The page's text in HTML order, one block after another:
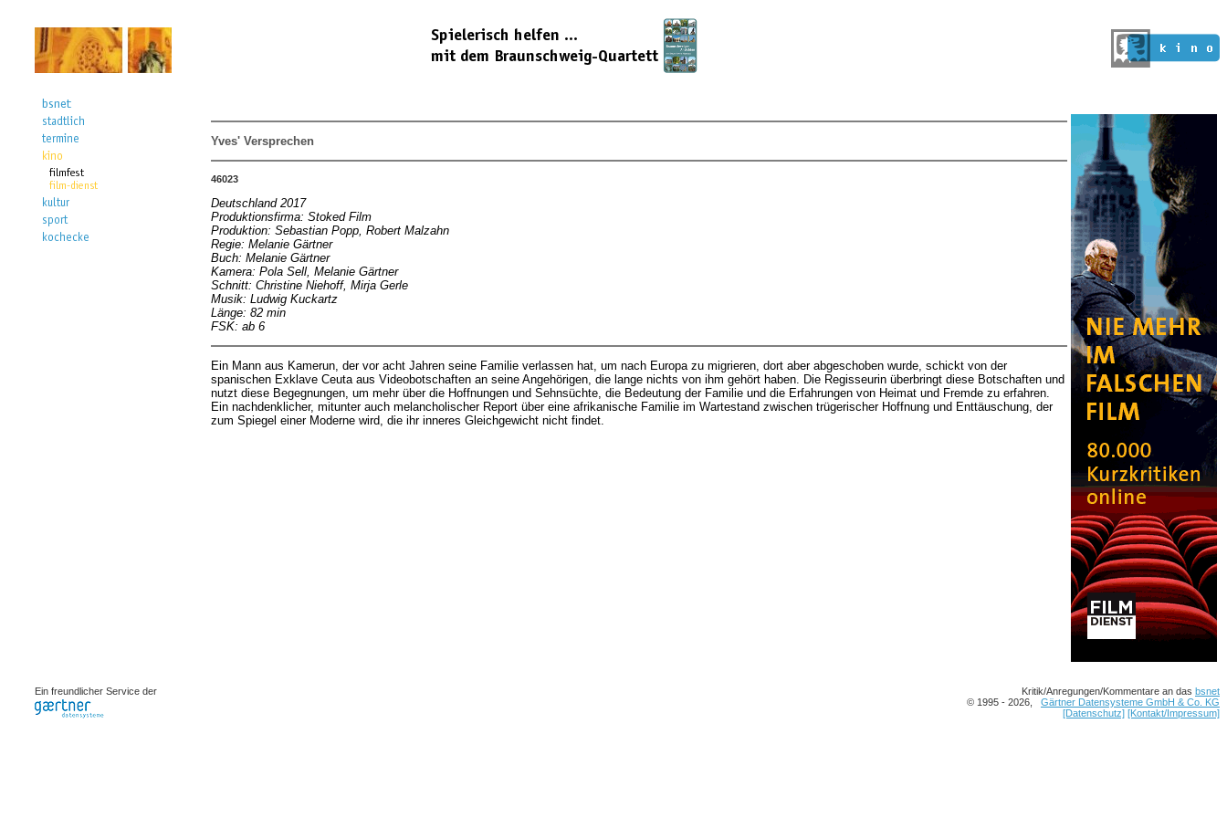
Yves' Versprechen
46023
Deutschland 2017
Produktionsfirma: Stoked Film
Produktion: Sebastian Popp, Robert Malzahn
Regie: Melanie Gärtner
Buch: Melanie Gärtner
Kamera: Pola Sell, Melanie Gärtner
Schnitt: Christine Niehoff, Mirja Gerle
Musik: Ludwig Kuckartz
Länge: 82 min
FSK: ab 6
Ein Mann aus Kamerun, der vor acht Jahren seine Familie verlassen hat, um nach Europa zu migrieren, dort aber abgeschoben wurde, schickt von der
spanischen Exklave Ceuta aus Videobotschaften an seine Angehörigen, die lange nichts von ihm gehört haben. Die Regisseurin überbringt diese Botschaften und
nutzt diese Begegnungen, um mehr über die Hoffnungen und Sehnsüchte, die Bedeutung der Familie und die Erfahrungen von Heimat und Fremde zu erfahren.
Ein nachdenklicher, mitunter auch melancholischer Report über eine afrikanische Familie im Wartestand zwischen trügerischer Hoffnung und Enttäuschung, der
zum Spiegel einer Moderne wird, die ihr inneres Gleichgewicht nicht findet.
Ein freundlicher Service der Kritik/Anregungen/Kommentare an das bsnet
© 1995 - 2026, Gärtner Datensysteme GmbH & Co. KG
[Datenschutz] [Kontakt/Impressum]